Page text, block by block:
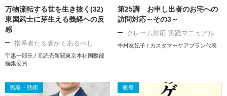
万物流転する世を生き抜く(32)
東国武士に芽生える義経への反
感
指導者たる者かくあるべし
宇惠一郎氏 / 元読売新聞東京本社国際部
編集委員
第25講 お申し出者のお宅への
訪問対応～その3～
クレーム対応 実践マニュアル
中村友妃子 / カスタマーケアプラン代表
戦略・戦術 教養